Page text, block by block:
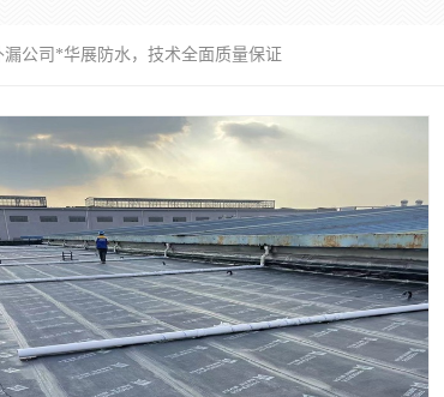
公司*华展防水，技术全面质量保证